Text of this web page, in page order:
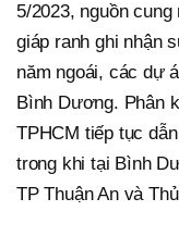
5/2023, nguồn
giáp ranh ghi nhận
năm ngoái, các dự
Bình Dương. Phân
TPHCM tiếp tục
trong khi tại Bình
TP Thuận An và